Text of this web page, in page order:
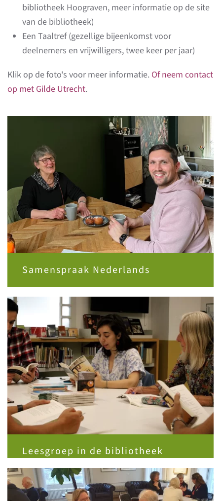
bibliotheek Hoograven, meer informatie op de site
van de bibliotheek)
Een Taaltref (gezellige bijeenkomst voor
deelnemers en vrijwilligers, twee keer per jaar)
Klik op de foto's voor meer informatie. Of neem contact
op met Gilde Utrecht.
Samenspraak Nederlands
Leesgroep in de bibliotheek